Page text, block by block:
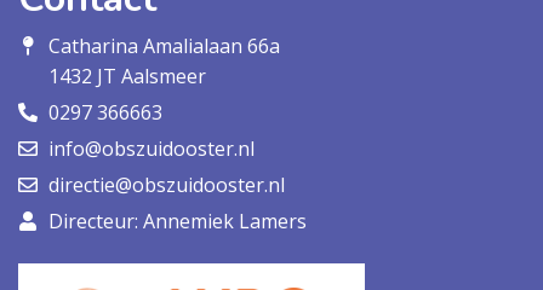
Catharina Amalialaan 66a
1432 JT Aalsmeer
0297 366663
info@obszuidooster.nl
directie@obszuidooster.nl
Directeur: Annemiek Lamers